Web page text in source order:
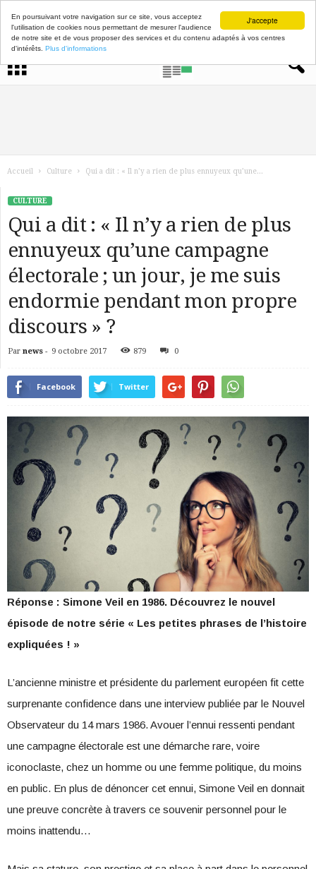
J'accepte
En poursuivant votre navigation sur ce site, vous acceptez
l'utilisation de cookies nous permettant de mesurer l'audience
de notre site et de vous proposer des services et du contenu adaptés à vos centres
d'intérêts. Plus d'informations
Accueil Culture Qui a dit : « Il n’y a rien de plus ennuyeux qu’une...
CULTURE
Qui a dit : « Il n’y a rien de plus
ennuyeux qu’une campagne
électorale ; un jour, je me suis
endormie pendant mon propre
discours » ?
Par news - 9 octobre 2017 879 0
Facebook Twitter
Réponse : Simone Veil en 1986. Découvrez le nouvel
épisode de notre série « Les petites phrases de l’histoire
expliquées ! »
L’ancienne ministre et présidente du parlement européen fit cette
surprenante confidence dans une interview publiée par le Nouvel
Observateur du 14 mars 1986. Avouer l’ennui ressenti pendant
une campagne électorale est une démarche rare, voire
iconoclaste, chez un homme ou une femme politique, du moins
en public. En plus de dénoncer cet ennui, Simone Veil en donnait
une preuve concrète à travers ce souvenir personnel pour le
moins inattendu…